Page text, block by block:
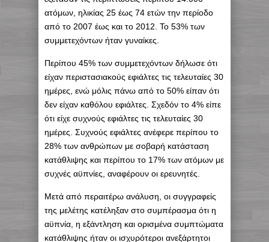
ατόμων, ηλικίας 25 έως 74 ετών την περίοδο
από το 2007 έως και το 2012. Το 53% των
συμμετεχόντων ήταν γυναίκες.
Περίπου 45% των συμμετεχόντων δήλωσε ότι
είχαν περιστασιακούς εφιάλτες τις τελευταίες 30
ημέρες, ενώ μόλις πάνω από το 50% είπαν ότι
δεν είχαν καθόλου εφιάλτες. Σχεδόν το 4% είπε
ότι είχε συχνούς εφιάλτες τις τελευταίες 30
ημέρες. Συχνούς εφιάλτες ανέφερε περίπου το
28% των ανθρώπων με σοβαρή κατάσταση
κατάθλιψης και περίπου το 17% των ατόμων με
συχνές αϋπνίες, αναφέρουν οι ερευνητές.
Μετά από περαιτέρω ανάλυση, οι συγγραφείς
της μελέτης κατέληξαν στο συμπέρασμα ότι η
αϋπνία, η εξάντληση και ορισμένα συμπτώματα
κατάθλιψης ήταν οι ισχυρότεροι ανεξάρτητοι